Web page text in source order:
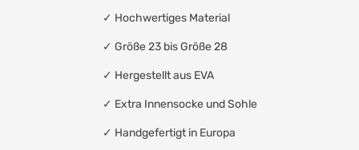
✓ Hochwertiges Material
✓ Größe 23 bis Größe 28
✓ Hergestellt aus EVA
✓ Extra Innensocke und Sohle
✓ Handgefertigt in Europa